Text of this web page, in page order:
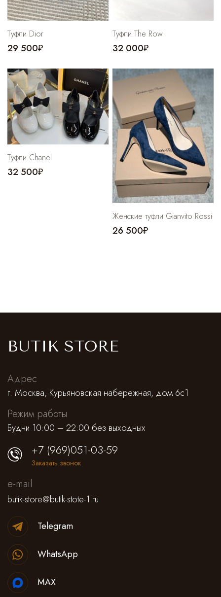
Туфли Dior
29 500₽
Туфли The Row
32 000₽
Туфли Chanel
32 500₽
Женские туфли Gianvito Rossi
26 500₽
BUTIK STORE
Адрес
г. Москва, Курьяновская набережная, дом 6с1
Режим работы
Будни 10:00 – 22:00 без выходных
+7 (969)051-03-59
Заказать звонок
e-mail
butik-store@butik-stote-1.ru
Telegram
WhatsApp
MAX